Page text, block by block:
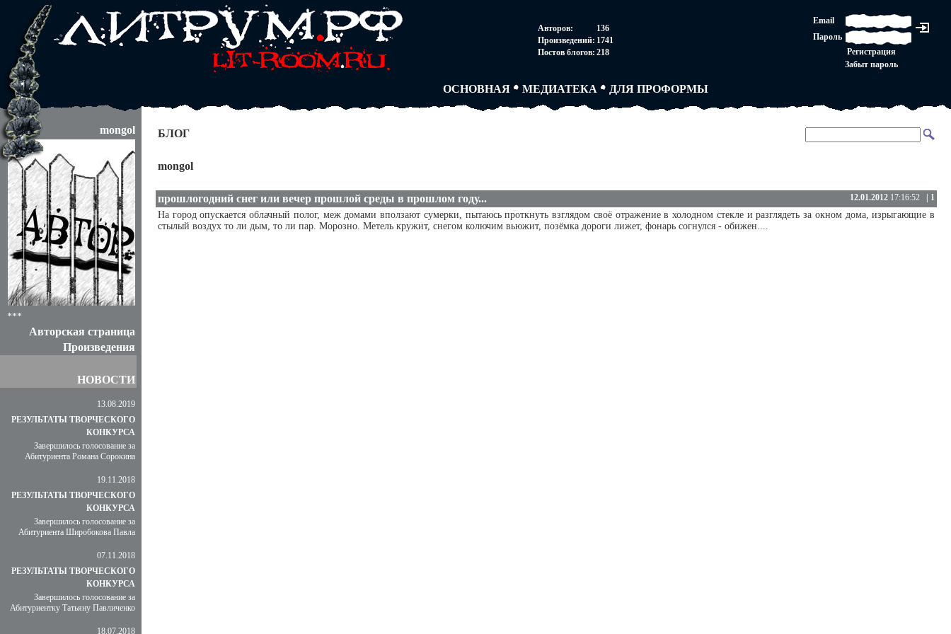
Авторов:
136
Произведений: 1741
Постов блогов: 218
Email
Пароль
Регистрация
Забыт пароль
ОСНОВНАЯ МЕДИАТЕКА
ПАРТНЕРСТВО
ТВОРЧЕСКИЕ ГРУППЫ
ДЛЯ ПРОФОРМЫ
АВТОРСКОЕ ПРАВО
mongol
***
Авторская страница
Произведения
НОВОСТИ
13.08.2019
РЕЗУЛЬТАТЫ ТВОРЧЕСКОГО
КОНКУРСА
Завершилось голосование за
Абитуриента Романа Сорокина
19.11.2018
РЕЗУЛЬТАТЫ ТВОРЧЕСКОГО
КОНКУРСА
Завершилось голосование за
Абитуриента Широбокова Павла
07.11.2018
РЕЗУЛЬТАТЫ ТВОРЧЕСКОГО
КОНКУРСА
Завершилось голосование за
Абитуриентку Татьяну Павличенко
18.07.2018
БЛОГ
mongol
прошлогодний снег или вечер прошлой среды в прошлом году... 12.01.2012 17:16:52 | 1
На город опускается облачный полог, меж домами вползают сумерки, пытаюсь проткнуть взглядом своё отражение в холодном стекле и разглядеть за окном дома, изрыгающие в
стылый воздух то ли дым, то ли пар. Морозно. Метель кружит, снегом колючим вьюжит, позёмка дороги лижет, фонарь согнулся - обижен....